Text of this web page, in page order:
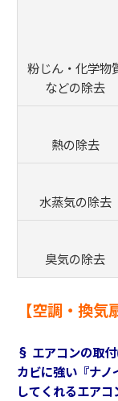
粉じん・化学物
などの除去
熱の除去
水蒸気の除去
臭気の除去
【空調・換
§ エアコンの取
カビに強い『ナ
してくれるエアコ